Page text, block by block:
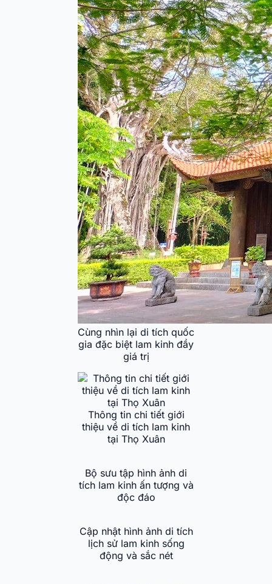
Cùng nhìn lại di tích quốc
gia đặc biệt lam kinh đầy
giá trị
Thông tin chi tiết giới
thiệu về di tích lam kinh
tại Thọ Xuân
Bộ sưu tập hình ảnh di
tích lam kinh ấn tượng và
độc đáo
Cập nhật hình ảnh di tích
lịch sử lam kinh sống
động và sắc nét